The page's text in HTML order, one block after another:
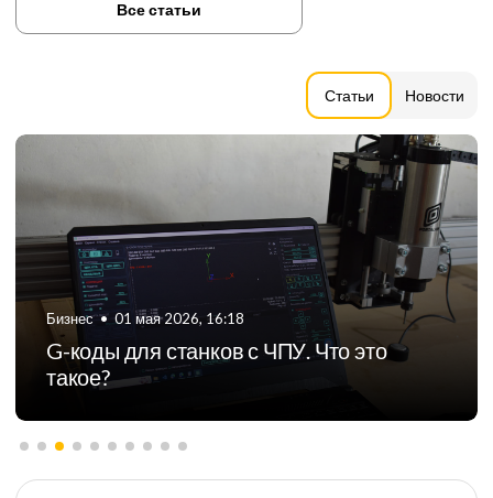
Статьи Новости
Все статьи
Бизнес • 01 мая 2026, 16:18
G-коды для станков с ЧПУ. Что это
такое?